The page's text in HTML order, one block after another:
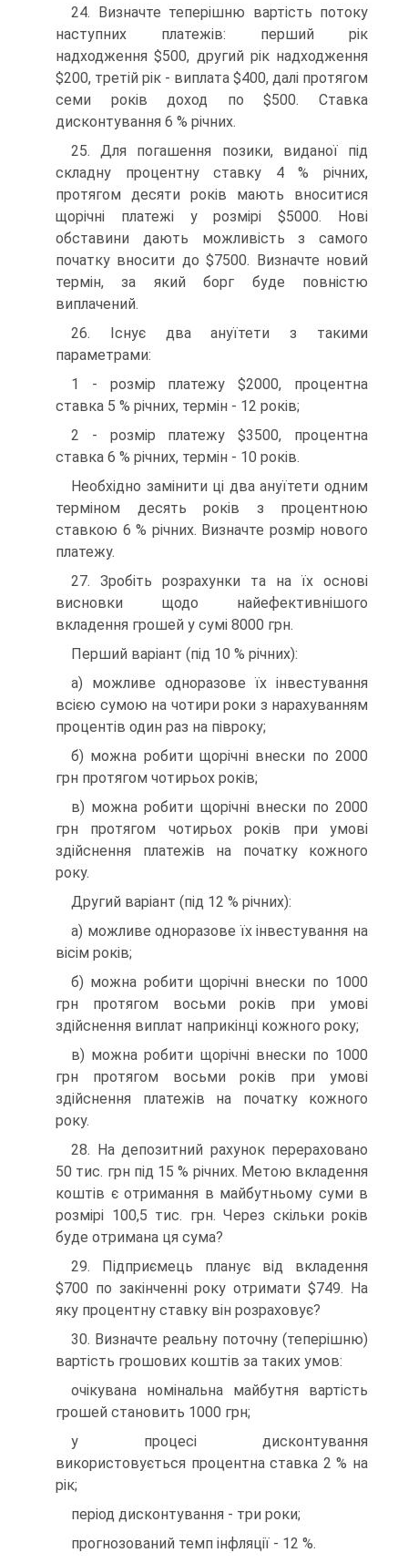
24. Визначте теперішню вартість потоку
наступних платежів: перший рік
надходження $500, другий рік надходження
$200, третій рік - виплата $400, далі протягом
семи років доход по $500. Ставка
дисконтування 6 % річних.
25. Для погашення позики, виданої під
складну процентну ставку 4 % річних,
протягом десяти років мають вноситися
щорічні платежі у розмірі $5000. Нові
обставини дають можливість з самого
початку вносити до $7500. Визначте новий
термін, за який борг буде повністю
виплачений.
26. Існує два ануїтети з такими
параметрами:
1 - розмір платежу $2000, процентна
ставка 5 % річних, термін - 12 років;
2 - розмір платежу $3500, процентна
ставка 6 % річних, термін - 10 років.
Необхідно замінити ці два ануїтети одним
терміном десять років з процентною
ставкою 6 % річних. Визначте розмір нового
платежу.
27. Зробіть розрахунки та на їх основі
висновки щодо найефективнішого
вкладення грошей у сумі 8000 грн.
Перший варіант (під 10 % річних):
а) можливе одноразове їх інвестування
всією сумою на чотири роки з нарахуванням
процентів один раз на півроку;
б) можна робити щорічні внески по 2000
грн протягом чотирьох років;
в) можна робити щорічні внески по 2000
грн протягом чотирьох років при умові
здійснення платежів на початку кожного
року.
Другий варіант (під 12 % річних):
а) можливе одноразове їх інвестування на
вісім років;
б) можна робити щорічні внески по 1000
грн протягом восьми років при умові
здійснення виплат наприкінці кожного року;
в) можна робити щорічні внески по 1000
грн протягом восьми років при умові
здійснення платежів на початку кожного
року.
28. На депозитний рахунок перераховано
50 тис. грн під 15 % річних. Метою вкладення
коштів є отримання в майбутньому суми в
розмірі 100,5 тис. грн. Через скільки років
буде отримана ця сума?
29. Підприємець планує від вкладення
$700 по закінченні року отримати $749. На
яку процентну ставку він розраховує?
30. Визначте реальну поточну (теперішню)
вартість грошових коштів за таких умов:
очікувана номінальна майбутня вартість
грошей становить 1000 грн;
у процесі дисконтування
використовується процентна ставка 2 % на
рік;
період дисконтування - три роки;
прогнозований темп інфляції - 12 %.